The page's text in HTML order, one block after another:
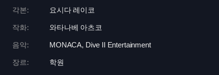
각본: 요시다 레이코
작화: 와타나베 아츠코
음악: MONACA, Dive II Entertainment
장르: 학원